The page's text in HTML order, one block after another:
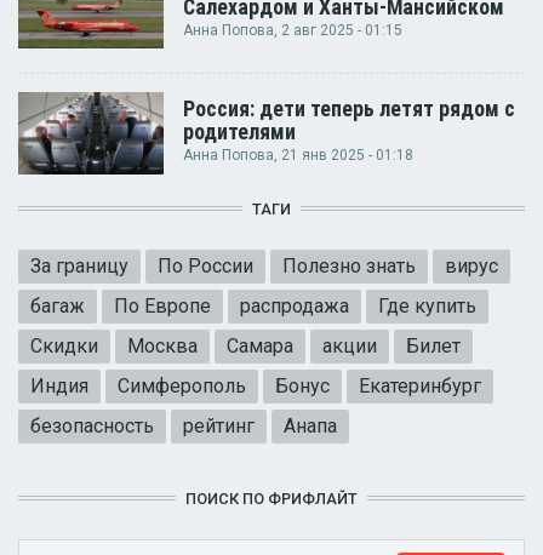
Салехардом и Ханты-Мансийском
Анна Попова , 2 авг 2025 - 01:15
Россия: дети теперь летят рядом с
родителями
Анна Попова, 21 янв 2025 - 01:18
ТАГИ
За границу По России Полезно знать
вирус
багаж
По Европе распродажа
Где купить
Скидки
Москва Самара акции
Билет
Индия
Симферополь Бонус
Екатеринбург
безопасность
рейтинг Анапа
ПОИСК ПО ФРИФЛАЙТ